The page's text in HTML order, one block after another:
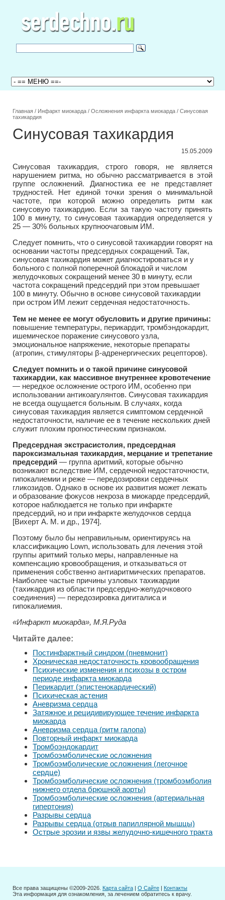
Главная / Инфаркт миокарда / Осложнения инфаркта миокарда / Синусовая
тахикардия
Синусовая тахикардия
15.05.2009
Синусовая тахикардия, строго говоря, не является
нарушением ритма, но обычно рассматривается в этой
группе осложнений. Диагностика ее не представляет
трудностей. Нет единой точки зрения о минимальной
частоте, при которой можно определить ритм как
синусовую тахикардию. Если за такую частоту принять
100 в минуту, то синусовая тахикардия определяется у
25 — 30% больных крупноочаговым ИМ.
Следует помнить, что о синусовой тахикардии говорят на
основании частоты предсердных сокращений. Так,
синусовая тахикардия может диагностироваться и у
больного с полной поперечной блокадой и числом
желудочковых сокращений менее 30 в минуту, если
частота сокращений предсердий при этом превышает
100 в минуту. Обычно в основе синусовой тахикардии
при остром ИМ лежит сердечная недостаточность.
Тем не менее ее могут обусловить и другие причины:
повышение температуры, перикардит, тромбэндокардит,
ишемическое поражение синусового узла,
эмоциональное напряжение, некоторые препараты
(атропин, стимуляторы β-адренергических рецепторов).
Следует помнить и о такой причине синусовой
тахикардии, как массивное внутреннее кровотечение
— нередкое осложнение острого ИМ, особенно при
использовании антикоагулянтов. Синусовая тахикардия
не всегда ощущается больным. В случаях, когда
синусовая тахикардия является симптомом сердечной
недостаточности, наличие ее в течение нескольких дней
служит плохим прогностическим признаком.
Предсердная экстрасистолия, предсердная
пароксизмальная тахикардия, мерцание и трепетание
предсердий — группа аритмий, которые обычно
возникают вследствие ИМ, сердечной недостаточности,
гипокалиемии и реже — передозировки сердечных
гликозидов. Однако в основе их развития может лежать
и образование фокусов некроза в миокарде предсердий,
которое наблюдается не только при инфаркте
предсердий, но и при инфаркте желудочков сердца
[Вихерт А. М. и др., 1974].
Поэтому было бы неправильным, ориентируясь на
классификацию Lown, использовать для лечения этой
группы аритмий только меры, направленные на
компенсацию кровообращения, и отказываться от
применения собственно антиаритмических препаратов.
Наиболее частые причины узловых тахикардии
(тахикардия из области предсердно-желудочкового
соединения) — передозировка дигиталиса и
гипокалиемия.
«Инфаркт миокарда», М.Я.Руда
Читайте далее:
Постинфарктный синдром (пневмонит)
Хроническая недостаточность кровообращения
Психические изменения и психозы в остром
периоде инфаркта миокарда
Перикардит (эпистенокардический)
Психическая астения
Аневризма сердца
Затяжное и рецидивирующее течение инфаркта
миокарда
Аневризма сердца (ритм галопа)
Повторный инфаркт миокарда
Тромбоэндокардит
Тромбоэмболические осложнения
Тромбоэмболические осложнения (легочное
сердце)
Тромбоэмболические осложнения (тромбоэмболия
нижнего отдела брюшной аорты)
Тромбоэмболические осложнения (артериальная
гипертония)
Разрывы сердца
Разрывы сердца (отрыв папиллярной мышцы)
Острые эрозии и язвы желудочно-кишечного тракта
Все права защищены ©2009-2026. Карта сайта | О Сайте | Контакты
Эта информация для ознакомления, за лечением обратитесь к врачу.